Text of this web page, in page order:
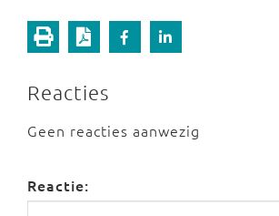
Reacties
Geen reacties aanwezig
Reactie: